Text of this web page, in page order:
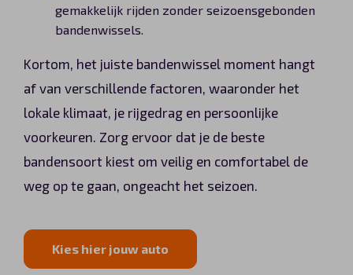
gemakkelijk rijden zonder seizoensgebonden
bandenwissels.
Kortom, het juiste bandenwissel moment hangt
af van verschillende factoren, waaronder het
lokale klimaat, je rijgedrag en persoonlijke
voorkeuren. Zorg ervoor dat je de beste
bandensoort kiest om veilig en comfortabel de
weg op te gaan, ongeacht het seizoen.
Kies hier jouw auto